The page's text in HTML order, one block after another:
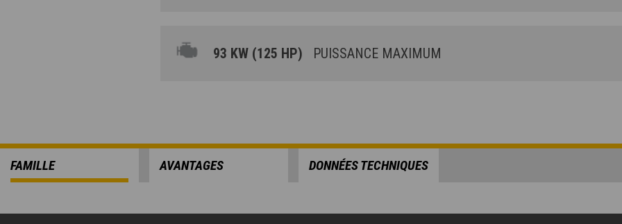
93 KW (125 HP) PUISSANCE MAXIMUM
FAMILLE AVANTAGES DONNÉES TECHNIQUES